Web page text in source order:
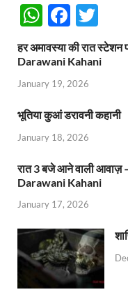
W
h
at
s
A
p
p
F
ac
e
b
o
o
k
w
itt
हर अमावस्या की रात
Darawani Kahani
January 19, 2026
भूतिया कुआं डरावनी कहानी
January 18, 2026
रात 3 बजे आने वाली आवाज़
Darawani Kahani
January 17, 2026